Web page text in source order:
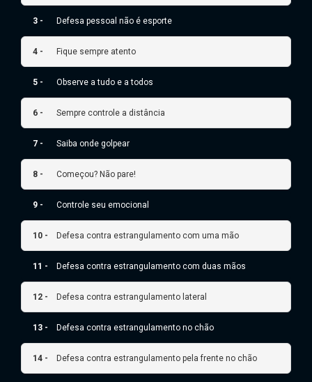
3 - Defesa pessoal não é esporte
4 - Fique sempre atento
5 - Observe a tudo e a todos
6 - Sempre controle a distância
7 - Saiba onde golpear
8 - Começou? Não pare!
9 - Controle seu emocional
10 - Defesa contra estrangulamento com uma mão
11 - Defesa contra estrangulamento com duas mãos
12 - Defesa contra estrangulamento lateral
13 - Defesa contra estrangulamento no chão
14 - Defesa contra estrangulamento pela frente no chão